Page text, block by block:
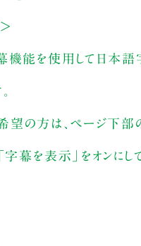
能を使用して日本語
望の方は、ページ下部
「字幕を表示」をオンに